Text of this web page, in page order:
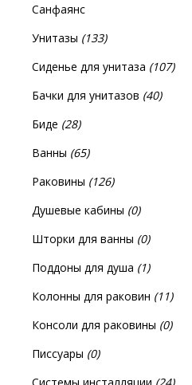
Санфаянс
Унитазы (133)
Сиденье для унитаза (107)
Бачки для унитазов (40)
Биде (28)
Ванны (65)
Раковины (126)
Душевые кабины (0)
Шторки для ванны (0)
Поддоны для душа (1)
Колонны для раковин (11)
Консоли для раковины (0)
Писсуары (0)